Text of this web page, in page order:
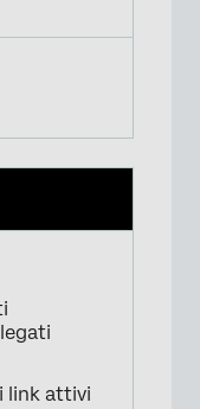
link attivi